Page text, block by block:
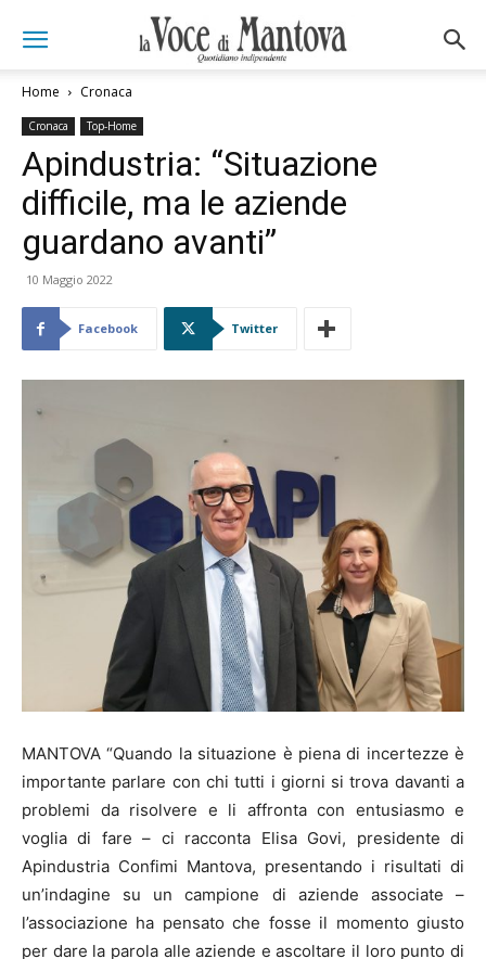
Home Cronaca
Cronaca Top-Home
Apindustria: “Situazione
difficile, ma le aziende
guardano avanti”
10 Maggio 2022
Facebook Twitter
MANTOVA “Quando la situazione è piena di incertezze è
importante parlare con chi tutti i giorni si trova davanti a
problemi da risolvere e li affronta con entusiasmo e
voglia di fare – ci racconta Elisa Govi, presidente di
Apindustria Confimi Mantova, presentando i risultati di
un’indagine su un campione di aziende associate –
l’associazione ha pensato che fosse il momento giusto
per dare la parola alle aziende e ascoltare il loro punto di